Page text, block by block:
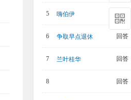
5 嗨伯伊 回答
6 争取早点退休 回答
7 兰叶桂华 回答
8 回答